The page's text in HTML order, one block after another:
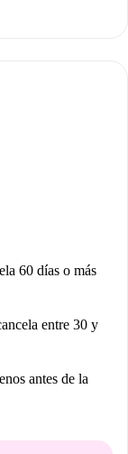
60 días o más
entre 30 y
antes de la